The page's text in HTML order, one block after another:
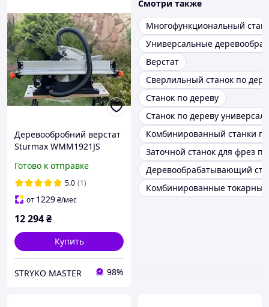
Деревообробний верстат
Sturmax WMM1921JS
Готово к отправке
5.0 (1)
от 1229₴/мес
12 294₴
Купить
STRYKO MASTER 98%
Смотри также
Многофункциональный
Универсальные
Верстат
Сверлильный станок по
Станок по дереву
Станок по дереву
Комбинированный станки
Заточной станок для фрез
Деревообрабатывающий
Комбинированные токарные